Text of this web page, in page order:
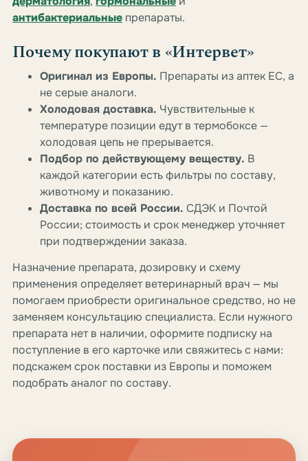
антибактериальные препараты.
Почему покупают в «Интервет»
Оригинал из Европы. Препараты из аптек ЕС, а
не серые аналоги.
Холодовая доставка. Чувствительные к
температуре позиции едут в термобоксе —
холодовая цепь не прерывается.
Подбор по действующему веществу. В
каждой категории есть фильтры по составу,
животному и показанию.
Доставка по всей России. СДЭК и Почтой
России; стоимость и срок менеджер уточняет
при подтверждении заказа.
Назначение препарата, дозировку и схему
применения определяет ветеринарный врач — мы
помогаем приобрести оригинальное средство, но не
заменяем консультацию специалиста. Если нужного
препарата нет в наличии, оформите подписку на
поступление в его карточке или свяжитесь с нами:
подскажем срок поставки из Европы и поможем
подобрать аналог по составу.